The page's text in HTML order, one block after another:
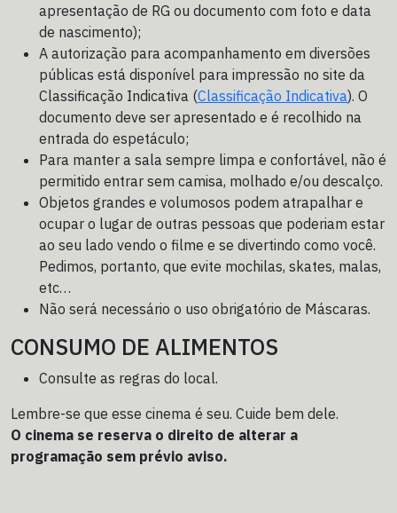
apresentação de RG ou documento com foto e data
de nascimento);
A autorização para acompanhamento em diversões
públicas está disponível para impressão no site da
Classificação Indicativa (Classificação Indicativa). O
documento deve ser apresentado e é recolhido na
entrada do espetáculo;
Para manter a sala sempre limpa e confortável, não é
permitido entrar sem camisa, molhado e/ou descalço.
Objetos grandes e volumosos podem atrapalhar e
ocupar o lugar de outras pessoas que poderiam estar
ao seu lado vendo o filme e se divertindo como você.
Pedimos, portanto, que evite mochilas, skates, malas,
etc…
Não será necessário o uso obrigatório de Máscaras.
CONSUMO DE ALIMENTOS
Consulte as regras do local.
Lembre-se que esse cinema é seu. Cuide bem dele.
O cinema se reserva o direito de alterar a
programação sem prévio aviso.